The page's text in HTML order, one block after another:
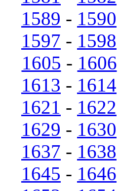
1589 - 1590
1597 - 1598
1605 - 1606
1613 - 1614
1621 - 1622
1629 - 1630
1637 - 1638
1645 - 1646